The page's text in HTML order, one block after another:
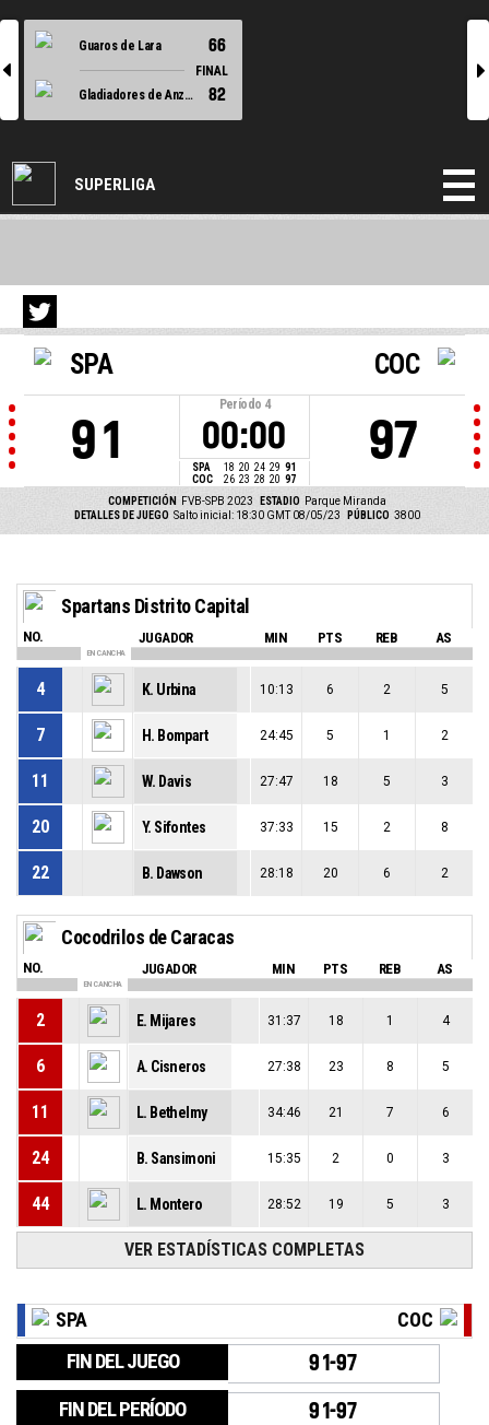
l
Guaros de Lara 66
FINAL
Gladiadores de Anzoategui
82
r
SUPERLIGA
SPA
91
Período 4
00:00
SPA 18 20 24 29 91
COC
26 23 28 20 97
COC
97
COMPETICIÓN FVB-SPB 2023 ESTADIO
Parque Miranda
DETALLES DE JUEGO Salto inicial: 18:30 GMT 08/05/23 PÚBLICO 3800
Spartans Distrito Capital
NO. JUGADOR MIN PTS REB AS
EN CANCHA
4 K. Urbina 10:13 6 2 5
7 H. Bompart 24:45 5 1 2
11 W. Davis 27:47 18 5 3
20 Y. Sifontes 37:33 15 2 8
22 B. Dawson 28:18 20 6 2
Cocodrilos de Caracas
NO. JUGADOR MIN PTS REB AS
EN CANCHA
2 E. Mijares 31:37 18 1 4
6 A. Cisneros 27:38 23 8 5
11 L. Bethelmy 34:46 21 7 6
24 B. Sansimoni 15:35 2 0 3
44 L. Montero 28:52 19 5 3
VER ESTADÍSTICAS COMPLETAS
SPA COC
FIN DEL JUEGO 91-97
FIN DEL PERÍODO 91-97